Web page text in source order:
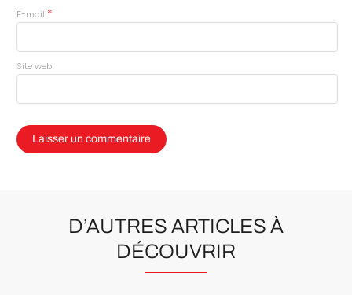
E-mail *
Site web
D’AUTRES ARTICLES À
DÉCOUVRIR